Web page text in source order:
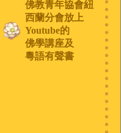
佛教青年協會紐
西蘭分會放上
Youtube的
佛學講座及
粵語有聲書